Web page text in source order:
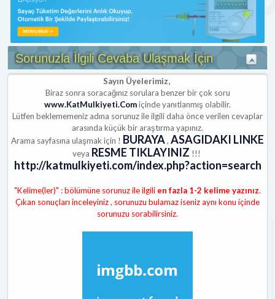
Sorunuzla İlgili Cevaba Ulaşmak İçin
Sayın Üyelerimiz,
Biraz sonra soracağınız sorulara benzer bir çok soru
www.KatMulkiyeti.Comiçinde yanıtlanmış olabilir.
Lütfen beklememeniz adına sorunuz ile ilgili daha önce verilen cevaplar
arasında küçük bir araştırma yapınız.
Arama sayfasına ulaşmak için ! BURAYA, ASAGIDAKI LINKE
veya RESME TIKLAYINIZ !!!
http://katmulkiyeti.com/index.php?action=search
"Kelime(ler)" : bölümüne sorunuz ile ilgili en fazla 1-2 kelime yazınız.
Çıkan sonuçları inceleyiniz , sorunuzu bulamaz iseniz aynı konu içinde
sorunuzu sorabilirsiniz.